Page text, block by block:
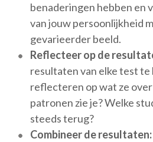
benaderingen hebben en
van jouw persoonlijkheid
gevarieerder beeld.
Reflecteer op de
resultaten van elke test
reflecteren op wat ze
patronen zie je? Welke
steeds terug?
Combineer de resultaten: